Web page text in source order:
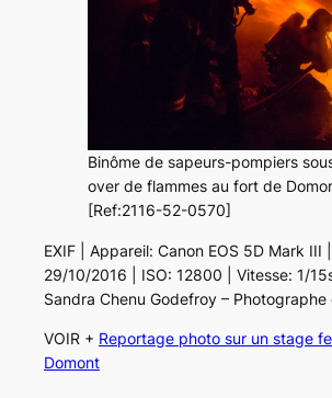
Binôme de sapeurs-pompiers
over de flammes au fort de
[Ref:2116-52-0570]
EXIF | Appareil: Canon EOS 5D Mark III
29/10/2016 | ISO: 12800 | Vitesse: 1/
Sandra Chenu Godefroy – Photographe
VOIR + Reportage photo sur un stage
Domont